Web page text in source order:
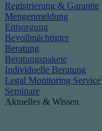
Registrierung & Garantie
Mengenmeldung
Entsorgung
Bevollmächtigter
Beratung
Beratungspakete
Individuelle Beratung
Legal Monitoring Service
Seminare
Aktuelles & Wissen